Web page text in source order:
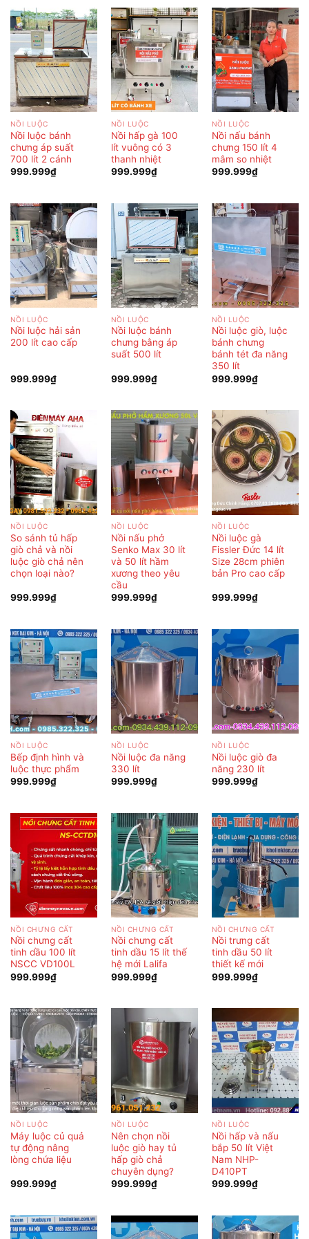
NỒI LUỘC
Nồi luộc bánh
chưng áp suất
700 lít 2 cánh
999.999₫
NỒI LUỘC
Nồi hấp gà 100
lít vuông có 3
thanh nhiệt
999.999₫
NỒI LUỘC
Nồi nấu bánh
chưng 150 lít 4
mâm so nhiệt
999.999₫
NỒI LUỘC
Nồi luộc hải sản
200 lít cao cấp
999.999₫
NỒI LUỘC
Nồi luộc bánh
chưng bằng áp
suất 500 lít
999.999₫
NỒI LUỘC
Nồi luộc giò, luộc
bánh chưng
bánh tét đa năng
350 lít
999.999₫
NỒI LUỘC
So sánh tủ hấp
giò chả và nồi
luộc giò chả nên
chọn loại nào?
999.999₫
NỒI LUỘC
Nồi nấu phở
Senko Max 30 lít
và 50 lít hầm
xương theo yêu
cầu
999.999₫
NỒI LUỘC
Nồi luộc gà
Fissler Đức 14 lít
Size 28cm phiên
bản Pro cao cấp
999.999₫
NỒI LUỘC
Bếp định hình và
luộc thực phẩm
999.999₫
NỒI LUỘC
Nồi luộc đa năng
330 lít
999.999₫
NỒI LUỘC
Nồi luộc giò đa
năng 230 lít
999.999₫
NỒI CHƯNG CẤT
Nồi chưng cất
tinh dầu 100 lít
NSCC VD100L
999.999₫
NỒI CHƯNG CẤT
Nồi chưng cất
tinh dầu 15 lít thế
hệ mới Lalifa
999.999₫
NỒI CHƯNG CẤT
Nồi trưng cất
tinh dầu 50 lít
thiết kế mới
999.999₫
NỒI LUỘC
Máy luộc củ quả
tự động nâng
lòng chứa liệu
999.999₫
NỒI LUỘC
Nên chọn nồi
luộc giò hay tủ
hấp giò chả
chuyên dụng?
999.999₫
NỒI LUỘC
Nồi hấp và nấu
bắp 50 lít Việt
Nam NHP-
D410PT
999.999₫